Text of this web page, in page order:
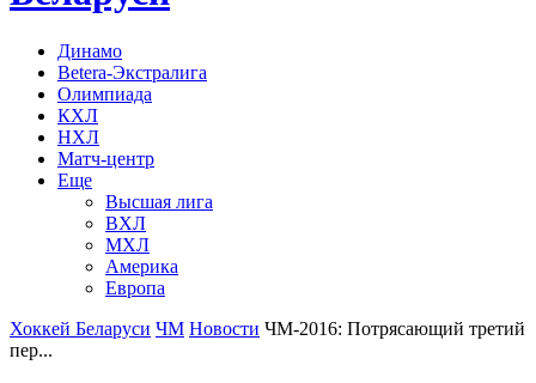
Динамо
Betera-Экстралига
Олимпиада
КХЛ
НХЛ
Матч-центр
Еще
Высшая лига
ВХЛ
МХЛ
Америка
Европа
Хоккей Беларуси ЧМ Новости ЧМ-2016: Потрясающий третий
пер...